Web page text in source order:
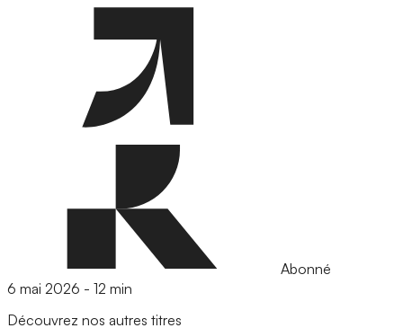
Abonné
6 mai 2026 - 12 min
Découvrez nos autres titres